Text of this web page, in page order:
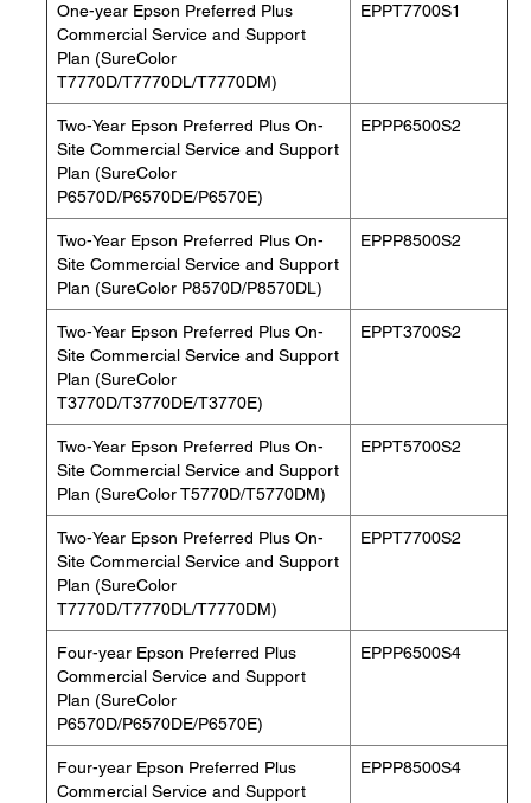
One-year Epson Preferred Plus
Commercial Service and Support
Plan (SureColor
T7770D/T7770DL/T7770DM)
EPPT7700S1
Two-Year Epson Preferred Plus On-
Site Commercial Service and Support
Plan (SureColor
P6570D/P6570DE/P6570E)
EPPP6500S2
Two-Year Epson Preferred Plus On-
Site Commercial Service and Support
Plan (SureColor P8570D/P8570DL)
EPPP8500S2
Two-Year Epson Preferred Plus On-
Site Commercial Service and Support
Plan (SureColor
T3770D/T3770DE/T3770E)
EPPT3700S2
Two-Year Epson Preferred Plus On-
Site Commercial Service and Support
Plan (SureColor T5770D/T5770DM)
EPPT5700S2
Two-Year Epson Preferred Plus On-
Site Commercial Service and Support
Plan (SureColor
T7770D/T7770DL/T7770DM)
EPPT7700S2
Four-year Epson Preferred Plus
Commercial Service and Support
Plan (SureColor
P6570D/P6570DE/P6570E)
EPPP6500S4
Four-year Epson Preferred Plus
Commercial Service and Support
EPPP8500S4